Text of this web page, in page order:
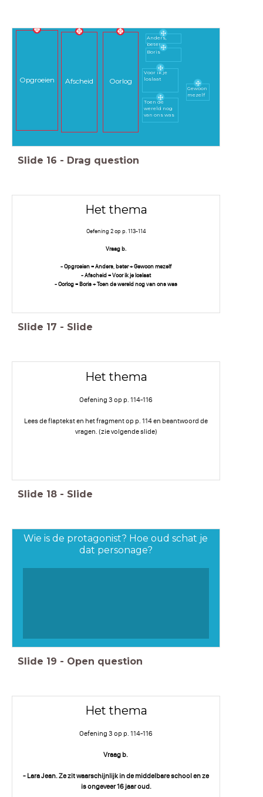
Opgroeien Afscheid Oorlog
Anders,
beter
Boris
Voor ik je
loslaat
Toen de
wereld nog
van ons was
Gewoon
mezelf
Slide 16 - Drag question
Het thema
Oefening 2 op p. 113-114
Vraag b.
- Opgroeien = Anders, beter + Gewoon mezelf
- Afscheid = Voor ik je loslaat
- Oorlog = Boris + Toen de wereld nog van ons was
Slide 17 - Slide
Het thema
Oefening 3 op p. 114-116
Lees de flaptekst en het fragment op p. 114 en beantwoord de
vragen. (zie volgende slide)
Slide 18 - Slide
Wie is de protagonist? Hoe oud schat je
dat personage?
Slide 19 - Open question
Het thema
Oefening 3 op p. 114-116
Vraag b.
- Lara Jean. Ze zit waarschijnlijk in de middelbare school en ze
is ongeveer 16 jaar oud.